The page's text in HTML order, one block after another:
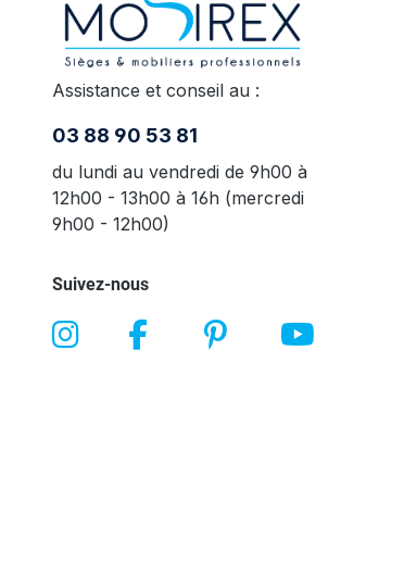
Assistance et conseil au :
03 88 90 53 81
du lundi au vendredi de 9h00 à
12h00 - 13h00 à 16h (mercredi
9h00 - 12h00)
Suivez-nous